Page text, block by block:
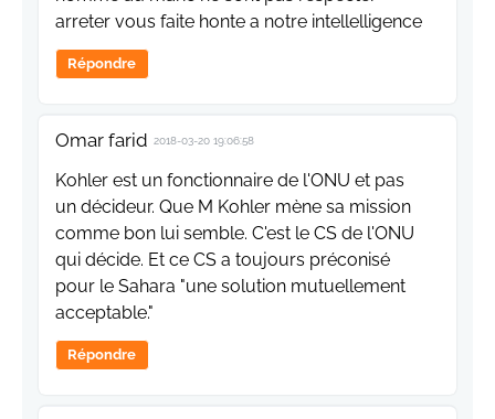
arreter vous faite honte a notre intellelligence
Répondre
Omar farid 2018-03-20 19:06:58
Kohler est un fonctionnaire de l'ONU et pas
un décideur. Que M Kohler mène sa mission
comme bon lui semble. C'est le CS de l'ONU
qui décide. Et ce CS a toujours préconisé
pour le Sahara "une solution mutuellement
acceptable."
Répondre